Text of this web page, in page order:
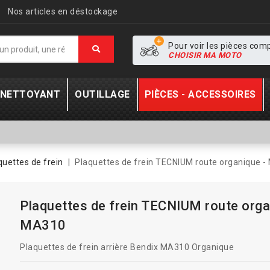
Nos articles en déstockage
Pour voir les pièces
CHOISIR MA MOTO
OUTILLAGE PIÈCES - ACCESSOIRES
de frein Plaquettes de frein TECNIUM route organique -
Plaquettes de frein TECNIUM route
MA310
Plaquettes de frein arrière Bendix MA310 Organique